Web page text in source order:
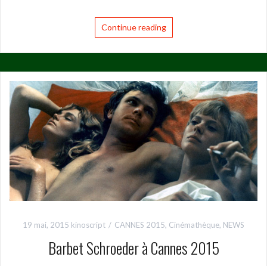
Continue reading
19 mai, 2015 kinoscript CANNES 2015, Cinémathèque, NEWS
Barbet Schroeder à Cannes 2015